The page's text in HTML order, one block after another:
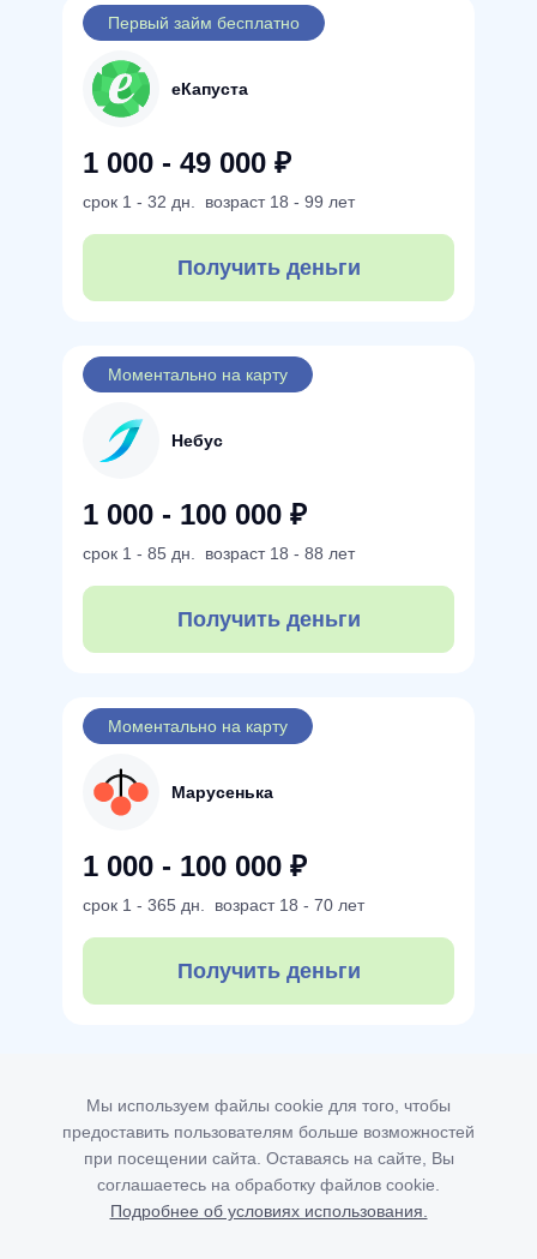
Первый займ бесплатно
еКапуста
1 000 - 49 000 ₽
срок 1 - 32 дн. возраст 18 - 99 лет
Получить деньги
Моментально на карту
Небус
1 000 - 100 000 ₽
срок 1 - 85 дн. возраст 18 - 88 лет
Получить деньги
Моментально на карту
Марусенька
1 000 - 100 000 ₽
срок 1 - 365 дн. возраст 18 - 70 лет
Получить деньги
Мы используем файлы cookie для того, чтобы
предоставить пользователям больше возможностей
при посещении сайта. Оставаясь на сайте, Вы
соглашаетесь на обработку файлов cookie.
Подробнее об условиях использования.